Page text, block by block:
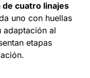
de cuatro linajes
uno con huellas
adaptación al
etapas